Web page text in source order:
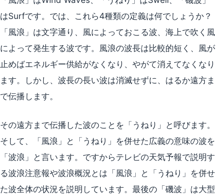
はSurfです。では、これら4種類の定義は何でしょうか？
「風浪」は文字通り、風によっておこる波、海上で吹く風
によって発生する波です。風浪の波長は比較的短く、風が
止めばエネルギー供給がなくなり、やがて消えてなくなり
ます。しかし、波長の長い波は消滅せずに、はるか遠方ま
で伝播します。
その遠方まで伝播した波のことを「うねり」と呼びます。
そして、「風浪」と「うねり」を併せた広義の意味の波を
「波浪」と言います。ですからテレビの天気予報で説明す
る波浪注意報や波浪概況とは「風浪」と「うねり」を併せ
た波全体の状況を説明しています。最後の「磯波」は大型